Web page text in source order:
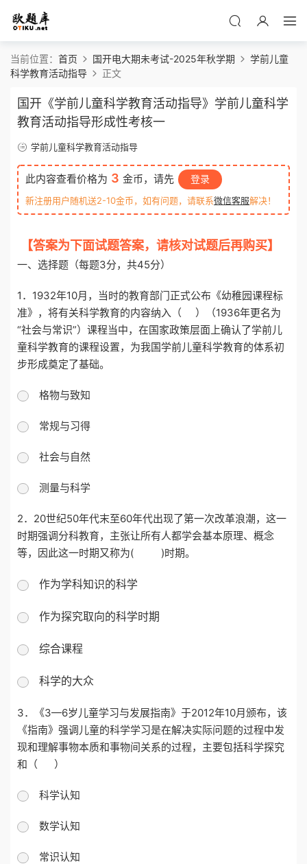
当前位置： 首页 国开电大期未考试-2025年秋学期
学前儿童
科学教育活动指导
正文
国开《学前儿童科学教育活动指导》学前儿童科学
教育活动指导形成性考核一
学前儿童科学教育活动指导
此内容查看价格为 3 金币，请先 登录
新注册用户随机送2-10金币，如有问题，请联系微信客服解决！
【答案为下面试题答案，请核对试题后再购买】
一、选择题（每题3分，共45分）
1．1932年10月，当时的教育部门正式公布《幼稚园课程标
准》，将有关科学教育的内容纳入（ ）（1936年更名为
“社会与常识”）课程当中，在国家政策层面上确认了学前儿
童科学教育的课程设置，为我国学前儿童科学教育的体系初
步形成奠定了基础。
格物与致知
常规与习得
社会与自然
测量与科学
2． 20世纪50年代末至60年代出现了第一次改革浪潮，这一
时期强调分科教育，主张让所有人都学会基本原理、概念
等，因此这一时期又称为( )时期。
作为学科知识的科学
作为探究取向的科学时期
综合课程
科学的大众
3． 《3—6岁儿童学习与发展指南》 于2012年10月颁布，该
《指南》强调儿童的科学学习是在解决实际问题的过程中发
现和理解事物本质和事物间关系的过程，主要包括科学探究
和（
）
科学认知
数学认知
常识认知